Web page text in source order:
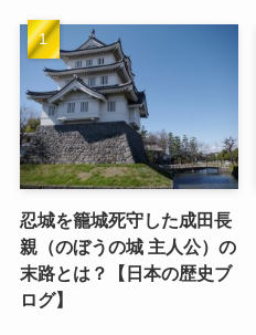
忍城を籠城死守した成田長
親（のぼうの城 主人公）の
末路とは？【日本の歴史ブ
ログ】